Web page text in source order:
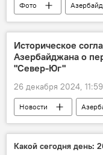
Фото
фотолента
Происшествия
Траур
Минута
Историческое
Азербайджана о
"Север-Юг"
26 декабря 2024, 11:59
Новости
Россия
Железная дорога
Какой сегодня день: